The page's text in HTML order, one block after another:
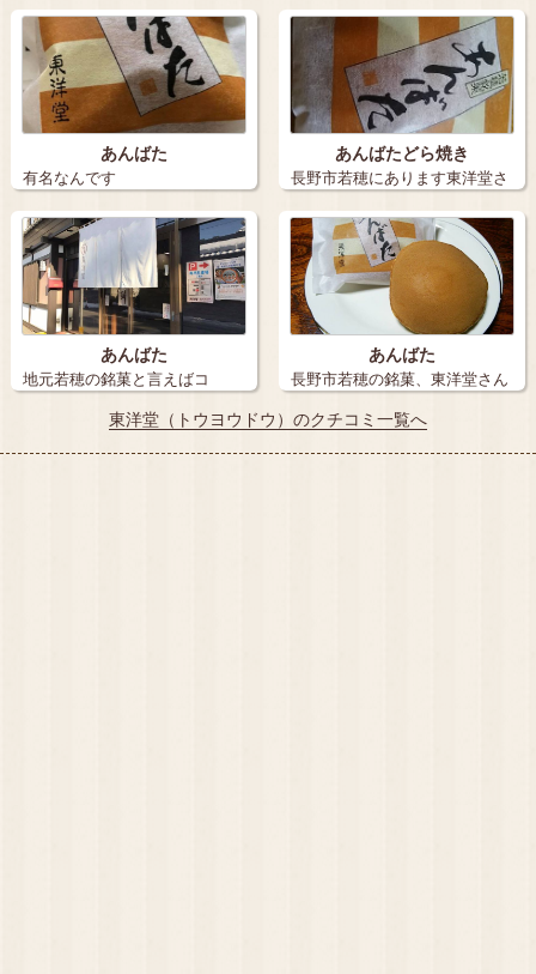
きましたぁ(…
あんばた
有名なんです
あんばたどら焼き
長野市若穂にあります東洋堂さ
んの、あんば…
あんばた
地元若穂の銘菓と言えばコ
レ！！ 東洋堂さ…
あんばた
長野市若穂の銘菓、東洋堂さん
の「あんばた…
東洋堂（トウヨウドウ）のクチコミ一覧へ